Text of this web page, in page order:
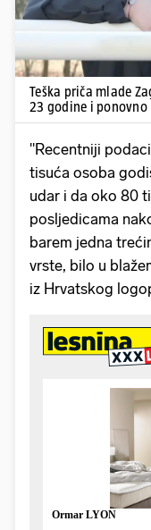
Teška priča mlade
23 godine i
"Recentniji
tisuća osoba
udar i da oko 80
posljedicama
barem jedna
vrste, bilo u
iz Hrvatskog